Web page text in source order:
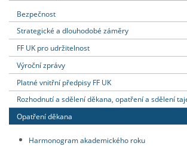
Bezpečnost
Strategické a dlouhodobé záměry
FF UK pro udržitelnost
Výroční zprávy
Platné vnitřní předpisy FF UK
Rozhodnutí a sdělení děkana, opatření a sdělení
Opatření děkana
Harmonogram akademického roku